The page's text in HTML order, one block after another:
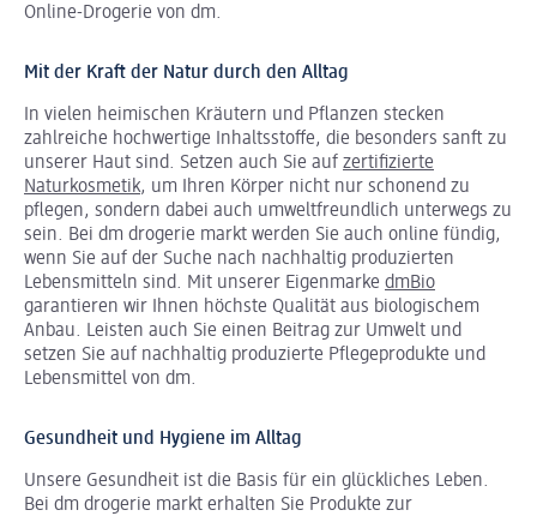
Online-Drogerie von dm.
Mit der Kraft der Natur durch den Alltag
In vielen heimischen Kräutern und Pflanzen stecken
zahlreiche hochwertige Inhaltsstoffe, die besonders sanft zu
unserer Haut sind. Setzen auch Sie auf zertifizierte
Naturkosmetik, um Ihren Körper nicht nur schonend zu
pflegen, sondern dabei auch umweltfreundlich unterwegs zu
sein. Bei dm drogerie markt werden Sie auch online fündig,
wenn Sie auf der Suche nach nachhaltig produzierten
Lebensmitteln sind. Mit unserer Eigenmarke dmBio
garantieren wir Ihnen höchste Qualität aus biologischem
Anbau. Leisten auch Sie einen Beitrag zur Umwelt und
setzen Sie auf nachhaltig produzierte Pflegeprodukte und
Lebensmittel von dm.
Gesundheit und Hygiene im Alltag
Unsere Gesundheit ist die Basis für ein glückliches Leben.
Bei dm drogerie markt erhalten Sie Produkte zur